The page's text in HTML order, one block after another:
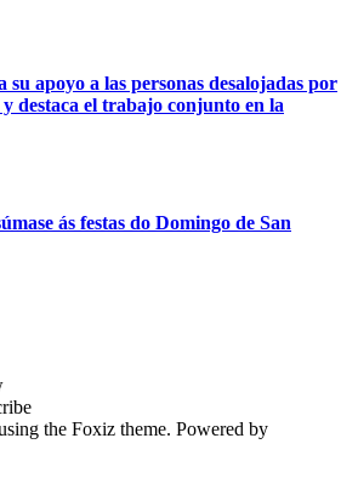
su apoyo a las personas desalojadas por
destaca el trabajo conjunto en la
ás festas do Domingo de San
the Foxiz theme. Powered by